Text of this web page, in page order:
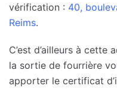
vérification : 40,
Reims.
C’est d’ailleurs à cette
la sortie de fourrière
apporter le certificat